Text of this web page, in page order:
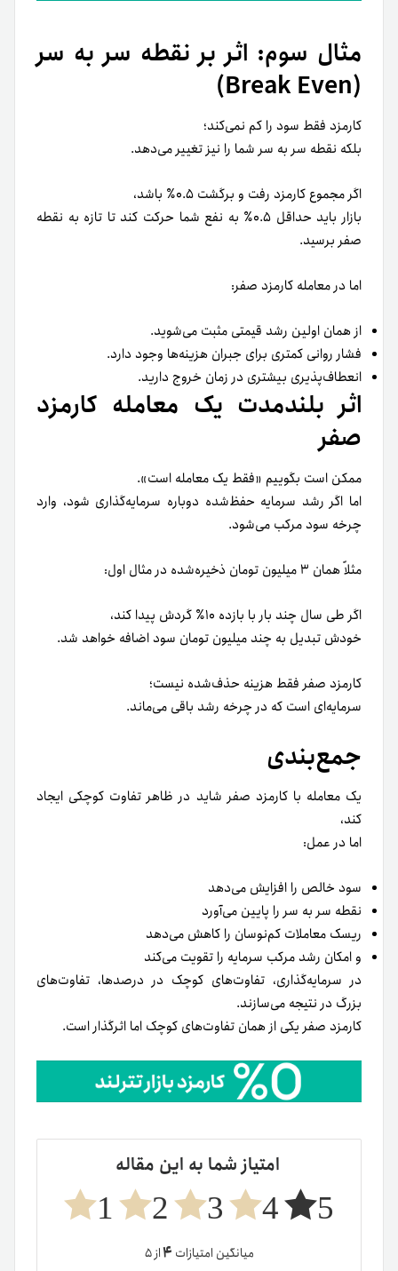
مثال سوم: اثر بر نقطه سر به سر
(Break Even)
کارمزد فقط سود را کم نمی‌کند؛
بلکه نقطه سر به سر شما را نیز تغییر می‌دهد.
اگر مجموع کارمزد رفت و برگشت ۰.۵٪ باشد،
بازار باید حداقل ۰.۵٪ به نفع شما حرکت کند تا تازه به نقطه
صفر برسید.
اما در معامله کارمزد صفر:
از همان اولین رشد قیمتی مثبت می‌شوید.
فشار روانی کمتری برای جبران هزینه‌ها وجود دارد.
انعطاف‌پذیری بیشتری در زمان خروج دارید.
اثر بلندمدت یک معامله کارمزد
صفر
ممکن است بگوییم «فقط یک معامله است».
اما اگر رشد سرمایه حفظ‌شده دوباره سرمایه‌گذاری شود، وارد
چرخه سود مرکب می‌شود.
مثلاً همان ۳ میلیون تومان ذخیره‌شده در مثال اول:
اگر طی سال چند بار با بازده ۱۰٪ گردش پیدا کند،
خودش تبدیل به چند میلیون تومان سود اضافه خواهد شد.
کارمزد صفر فقط هزینه حذف‌شده نیست؛
سرمایه‌ای است که در چرخه رشد باقی می‌ماند.
جمع‌بندی
یک معامله با کارمزد صفر شاید در ظاهر تفاوت کوچکی ایجاد
کند،
اما در عمل:
سود خالص را افزایش می‌دهد
نقطه سر به سر را پایین می‌آورد
ریسک معاملات کم‌نوسان را کاهش می‌دهد
و امکان رشد مرکب سرمایه را تقویت می‌کند
در سرمایه‌گذاری، تفاوت‌های کوچک در درصدها، تفاوت‌های
بزرگ در نتیجه می‌سازند.
کارمزد صفر یکی از همان تفاوت‌های کوچک اما اثرگذار است.
امتیاز شما به این مقاله
5
4
3
2
1
میانگین امتیازات ۴از ۵